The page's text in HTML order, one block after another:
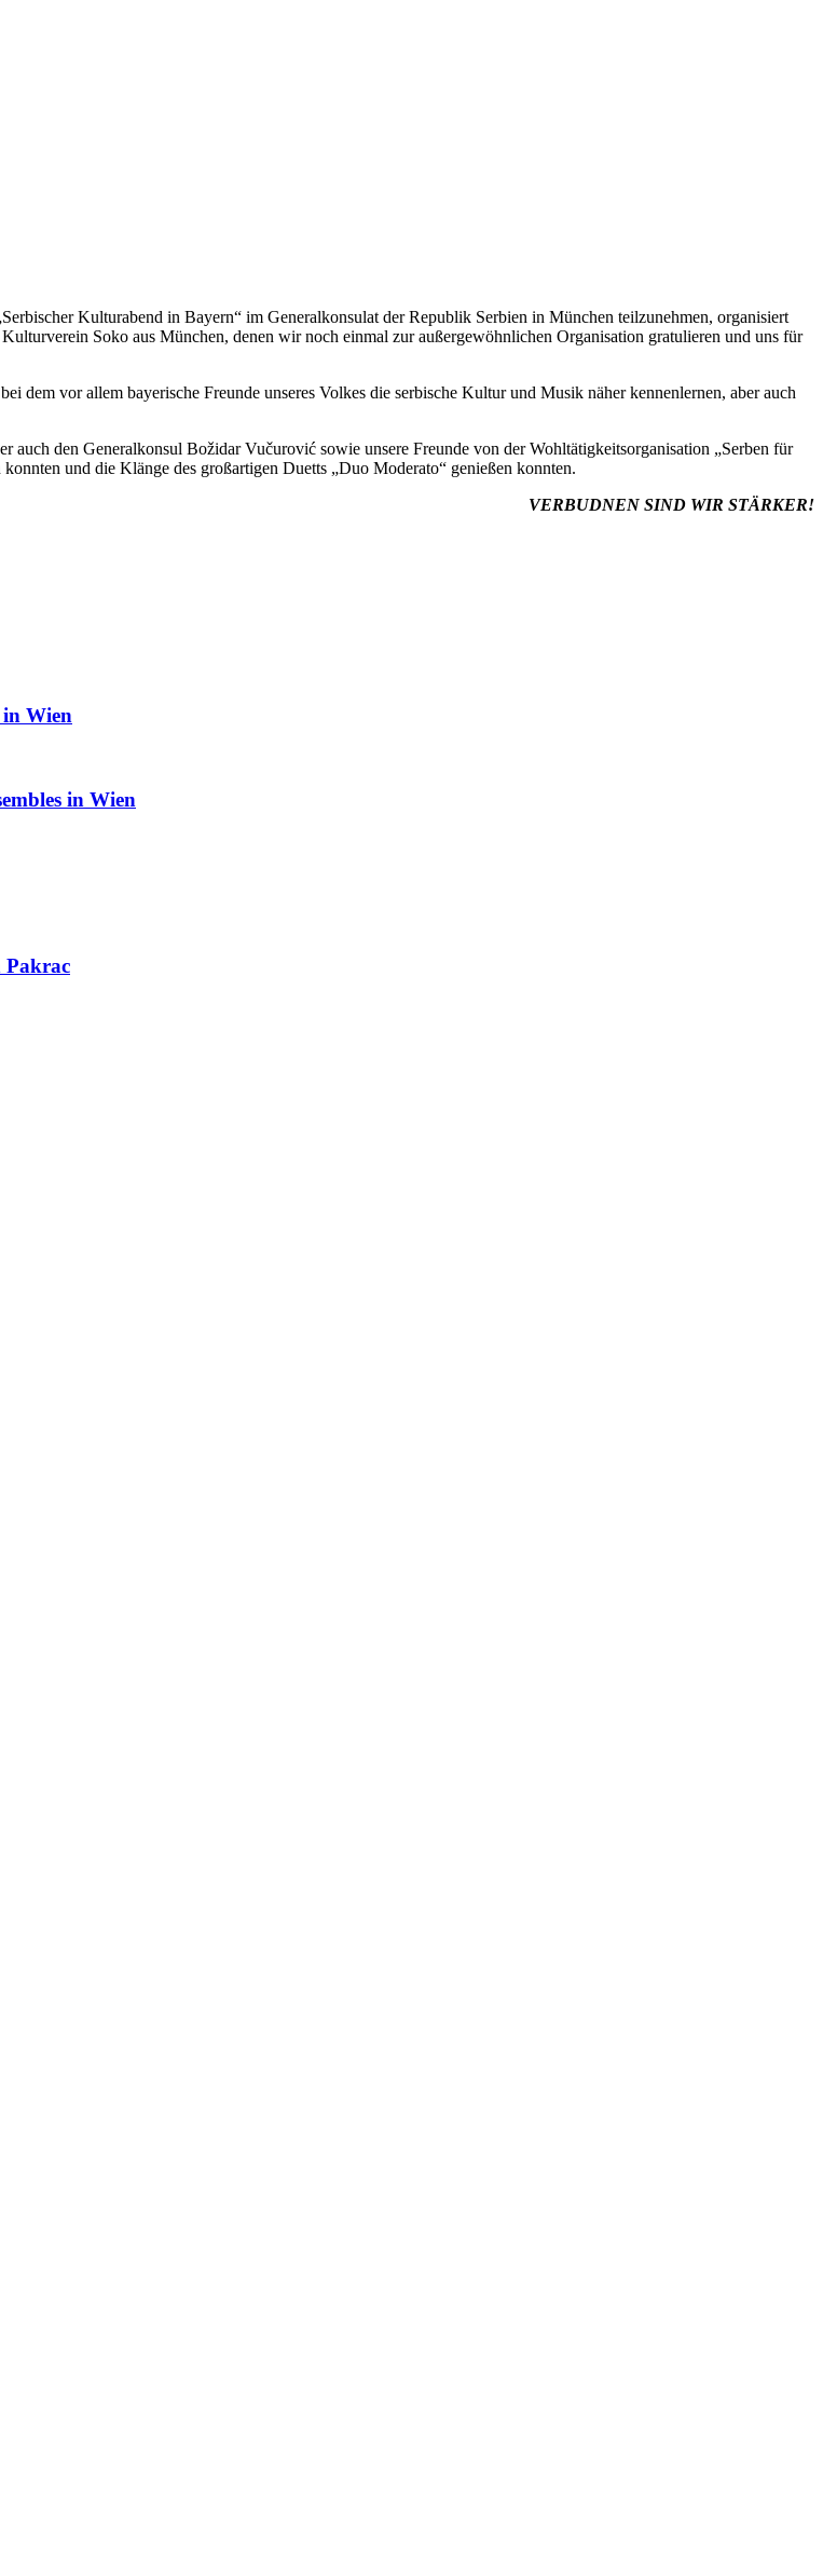
Kulturabend in Bayern“ im Generalkonsulat der Republik Serbien in München teilzunehmen, organisiert
Soko aus München, denen wir noch einmal zur außergewöhnlichen Organisation gratulieren und uns für
dem vor allem bayerische Freunde unseres Volkes die serbische Kultur und Musik näher kennenlernen, aber auch
auch den Generalkonsul Božidar Vučurović sowie unsere Freunde von der Wohltätigkeitsorganisation „Serben für
und die Klänge des großartigen Duetts „Duo Moderato“ genießen konnten.
VERBUDNEN SIND WIR STÄRKER!
Wien
in Wien
Pakrac